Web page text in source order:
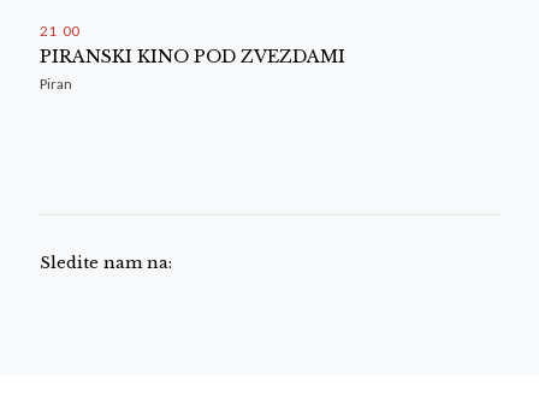
21 00
PIRANSKI KINO POD ZVEZDAMI
Piran
Sledite nam na: